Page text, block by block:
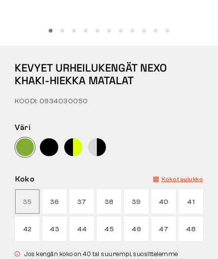
MEISTÄ
MYYMÄLÄ JA BISTRO
YHTEYSTIEDOT
PALAUTUKSET
KEVYET URHEILUKENGÄT NEXO
KHAKI-HIEKKA MATALAT
KOODI: 0934030050
Väri
Koko Kokotaulukko
35 36 37 38 39 40 41
42 43 44 45 46 47 48
Jos kengän koko on 40 tai suurempi, suosittelemme